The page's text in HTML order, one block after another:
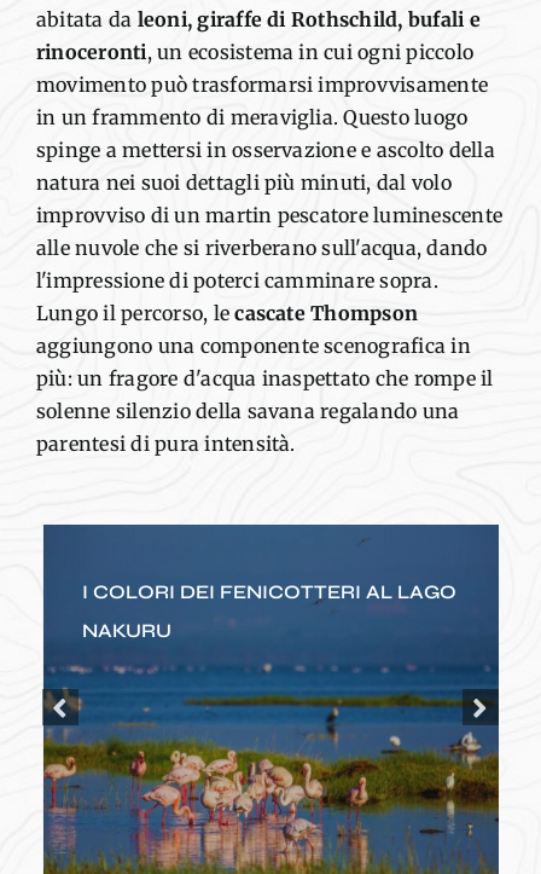
abitata da leoni,giraffe di Rothschild, bufali e
rinoceronti,un ecosistema in cui ognipiccolo
movimento può trasformarsiimprovvisamente
in un frammento di meraviglia.Questo luogo
spinge a mettersi in osservazione e ascolto della
natura nei suoi dettagli più minuti, dal volo
improvviso di un martin pescatoreluminescente
alle nuvole che si riverberano sull'acqua, dando
l'impressione di poterci camminare sopra.
Lungo il percorso, lecascate Thompson
aggiungono una componente scenografica in
più: un fragore d'acqua inaspettato che rompe il
solenne silenzio della savana regalando una
parentesi di pura intensità.
I COLORI DEI FENICOTTERI AL LAGO
NAKURU